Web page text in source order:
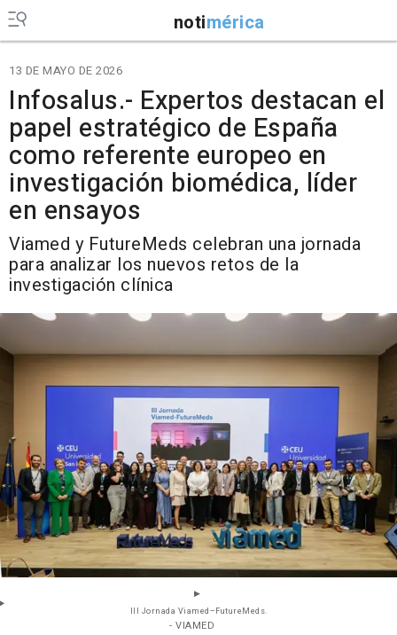
notimérica
13 DE MAYO DE 2026
Infosalus.- Expertos destacan el
papel estratégico de España
como referente europeo en
investigación biomédica, líder
en ensayos
Viamed y FutureMeds celebran una jornada
para analizar los nuevos retos de la
investigación clínica
III Jornada Viamed–FutureMeds.
- VIAMED